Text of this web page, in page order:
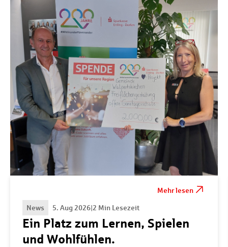
Mehr lesen
News
5. Aug 2026|2 Min Lesezeit
Ein Platz zum Lernen, Spielen
und Wohlfühlen.